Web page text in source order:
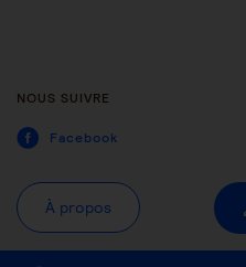
NOUS SUIVRE
Facebook
À propos